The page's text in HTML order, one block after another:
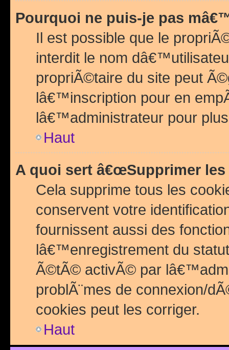
Pourquoi ne puis-je pas
Il est possible que le
interdit le nom
propriÃ©taire du site peut
lâ€™inscription pour en
lâ€™administrateur pour
Haut
A quoi sert â€œSupprimer les
Cela supprime tous les
conservent votre
fournissent aussi des
lâ€™enregistrement du
Ã©tÃ© activÃ© par
problÃ¨mes de connexion/
cookies peut les corriger.
Haut